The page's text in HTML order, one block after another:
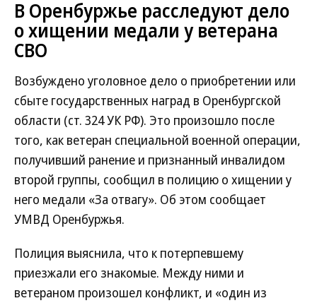
В Оренбуржье расследуют дело
о хищении медали у ветерана
СВО
Возбуждено уголовное дело о приобретении или
сбыте государственных наград в Оренбургской
области (ст. 324 УК РФ). Это произошло после
того, как ветеран специальной военной операции,
получивший ранение и признанный инвалидом
второй группы, сообщил в полицию о хищении у
него медали «За отвагу». Об этом сообщает
УМВД Оренбуржья.
Полиция выяснила, что к потерпевшему
приезжали его знакомые. Между ними и
ветераном произошел конфликт, и «один из